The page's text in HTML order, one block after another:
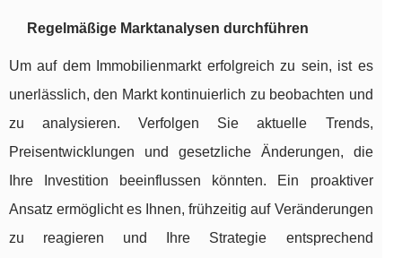
Regelmäßige Marktanalysen durchführen
Um auf dem Immobilienmarkt erfolgreich zu sein, ist es
unerlässlich, den Markt kontinuierlich zu beobachten und
zu analysieren. Verfolgen Sie aktuelle Trends,
Preisentwicklungen und gesetzliche Änderungen, die
Ihre Investition beeinflussen könnten. Ein proaktiver
Ansatz ermöglicht es Ihnen, frühzeitig auf Veränderungen
zu reagieren und Ihre Strategie entsprechend